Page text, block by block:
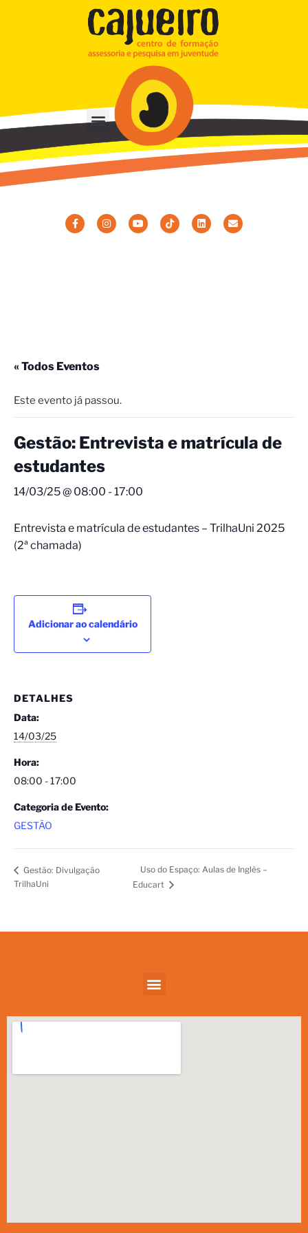
« Todos Eventos
Este evento já passou.
Gestão: Entrevista e matrícula de
estudantes
14/03/25 @ 08:00 - 17:00
Entrevista e matrícula de estudantes – TrilhaUni 2025
(2ª chamada)
Adicionar ao calendário
DETALHES
Data:
14/03/25
Hora:
08:00 - 17:00
Categoria de Evento:
GESTÃO
Gestão: Divulgação
TrilhaUni
Uso do Espaço: Aulas de Inglês –
Educart